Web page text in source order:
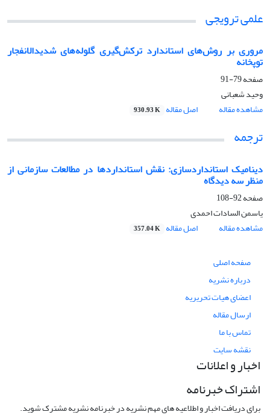
علمی ترویجی
مروری بر روش‌های استاندارد ترکش‌گیری گلوله‌های شدیدالانفجار
توپخانه‌
صفحه79-91
وحید شعبانی
مشاهده مقاله
اصل مقاله 930.93 K
ترجمه
دینامیک استانداردسازی: نقش استانداردها در مطالعات سازمانی از
منظر سه دیدگاه
صفحه92-108
یاسمن السادات احمدی
مشاهده مقاله
اصل مقاله 357.04 K
صفحه اصلی
درباره نشریه
اعضای هیات تحریریه
ارسال مقاله
تماس با ما
نقشه سایت
اخبار و اعلانات
اشتراک خبرنامه
برای دریافت اخبار و اطلاعیه های مهم نشریه در خبرنامه نشریه مشترک شوید.